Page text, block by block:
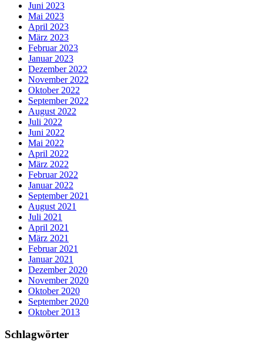
Juni 2023
Mai 2023
April 2023
März 2023
Februar 2023
Januar 2023
Dezember 2022
November 2022
Oktober 2022
September 2022
August 2022
Juli 2022
Juni 2022
Mai 2022
April 2022
März 2022
Februar 2022
Januar 2022
September 2021
August 2021
Juli 2021
April 2021
März 2021
Februar 2021
Januar 2021
Dezember 2020
November 2020
Oktober 2020
September 2020
Oktober 2013
Schlagwörter